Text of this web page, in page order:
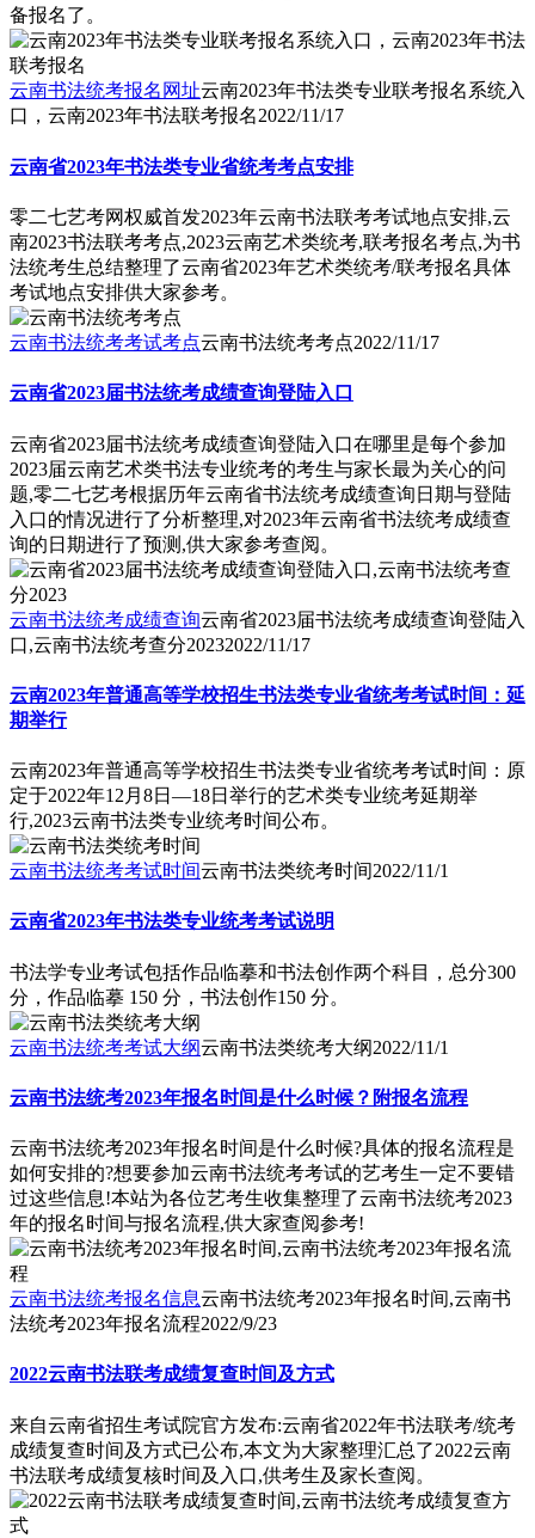
备报名了。
云南书法统考报名网址云南2023年书法类专业联考报名系统入
口，云南2023年书法联考报名2022/11/17
云南省2023年书法类专业省统考考点安排
零二七艺考网权威首发2023年云南书法联考考试地点安排,云
南2023书法联考考点,2023云南艺术类统考,联考报名考点,为书
法统考生总结整理了云南省2023年艺术类统考/联考报名具体
考试地点安排供大家参考。
云南书法统考考试考点云南书法统考考点2022/11/17
云南省2023届书法统考成绩查询登陆入口
云南省2023届书法统考成绩查询登陆入口在哪里是每个参加
2023届云南艺术类书法专业统考的考生与家长最为关心的问
题,零二七艺考根据历年云南省书法统考成绩查询日期与登陆
入口的情况进行了分析整理,对2023年云南省书法统考成绩查
询的日期进行了预测,供大家参考查阅。
云南书法统考成绩查询云南省2023届书法统考成绩查询登陆入
口,云南书法统考查分20232022/11/17
云南2023年普通高等学校招生书法类专业省统考考试时间：延
期举行
云南2023年普通高等学校招生书法类专业省统考考试时间：原
定于2022年12月8日—18日举行的艺术类专业统考延期举
行,2023云南书法类专业统考时间公布。
云南书法统考考试时间云南书法类统考时间2022/11/1
云南省2023年书法类专业统考考试说明
书法学专业考试包括作品临摹和书法创作两个科目，总分300
分，作品临摹 150 分，书法创作150 分。
云南书法统考考试大纲云南书法类统考大纲2022/11/1
云南书法统考2023年报名时间是什么时候？附报名流程
云南书法统考2023年报名时间是什么时候?具体的报名流程是
如何安排的?想要参加云南书法统考考试的艺考生一定不要错
过这些信息!本站为各位艺考生收集整理了云南书法统考2023
年的报名时间与报名流程,供大家查阅参考!
云南书法统考报名信息云南书法统考2023年报名时间,云南书
法统考2023年报名流程2022/9/23
2022云南书法联考成绩复查时间及方式
来自云南省招生考试院官方发布:云南省2022年书法联考/统考
成绩复查时间及方式已公布,本文为大家整理汇总了2022云南
书法联考成绩复核时间及入口,供考生及家长查阅。